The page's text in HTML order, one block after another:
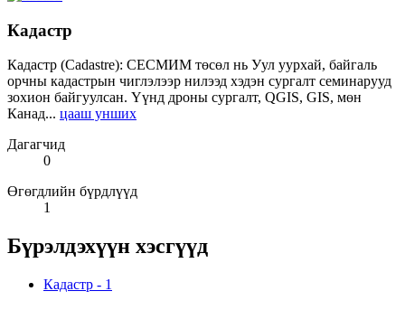
Кадастр
Кадастр (Cadastre): СЕСМИМ төсөл нь Уул уурхай, байгаль
орчны кадастрын чиглэлээр нилээд хэдэн сургалт семинарууд
зохион байгуулсан. Үүнд дроны сургалт, QGIS, GIS, мөн
Канад... цааш унших
Дагагчид
0
Өгөгдлийн бүрдлүүд
1
Бүрэлдэхүүн хэсгүүд
Кадастр - 1